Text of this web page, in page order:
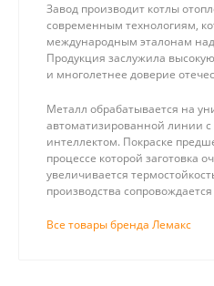
Завод производит котлы
современным технологиям,
международным эталонам
Продукция заслужила
и многолетнее доверие
Металл обрабатывается на
автоматизированной линии с
интеллектом. Покраске
процессе которой заготовка
увеличивается
производства
Все товары бренда Лемакс